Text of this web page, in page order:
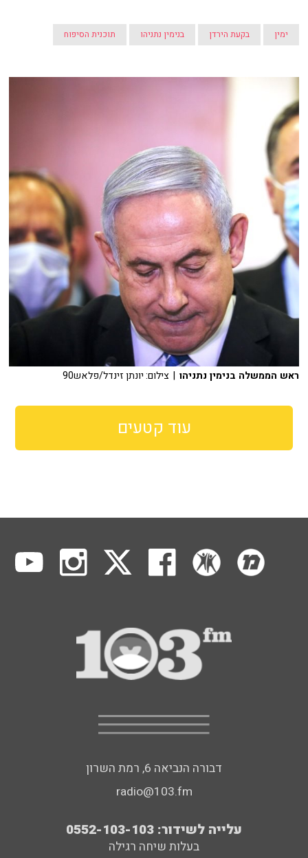
ימין בקעת הירדן בנימין נתניהו תוכנית הסיפוח
ראש הממשלה בנימין נתניהו | צילום: יונתן זינדל/פלאש90
עוד קטעים
דבורה הנביאה 6, רמת השרון
radio@103.fm
עלייה לשידור: 0552-103-103
בעלות שיחה רגילה